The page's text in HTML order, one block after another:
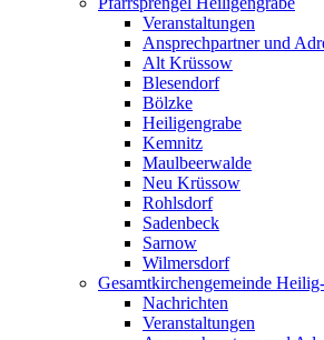
Veranstaltungen
Ansprechpartner und
Alt Krüssow
Blesendorf
Bölzke
Heiligengrabe
Kemnitz
Maulbeerwalde
Neu Krüssow
Rohlsdorf
Sadenbeck
Sarnow
Wilmersdorf
Gesamtkirchengemeinde
Nachrichten
Veranstaltungen